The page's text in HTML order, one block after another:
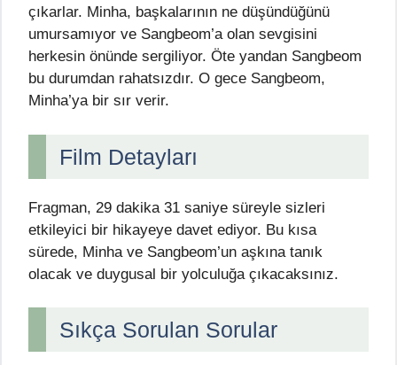
çıkarlar. Minha, başkalarının ne düşündüğünü
umursamıyor ve Sangbeom’a olan sevgisini
herkesin önünde sergiliyor. Öte yandan Sangbeom
bu durumdan rahatsızdır. O gece Sangbeom,
Minha’ya bir sır verir.
Film Detayları
Fragman, 29 dakika 31 saniye süreyle sizleri
etkileyici bir hikayeye davet ediyor. Bu kısa
sürede, Minha ve Sangbeom’un aşkına tanık
olacak ve duygusal bir yolculuğa çıkacaksınız.
Sıkça Sorulan Sorular